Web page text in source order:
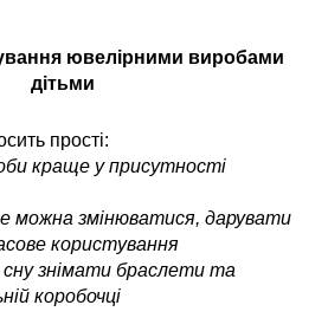
ювелірними виробами
дітьми
прості:
краще у присутності
можна змінюватися, дарувати
користування
сну знімати браслети та
коробочці